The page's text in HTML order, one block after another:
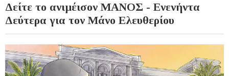
Δείτε το ανιμέισον ΜΑΝΟΣ - Ενενήντα
Δεύτερα για τον Μάνο Ελευθερίου